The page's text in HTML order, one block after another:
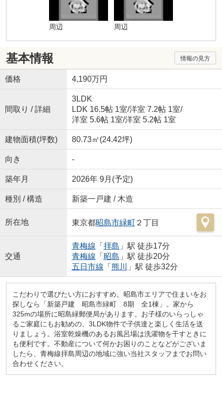
周辺 周辺
基本情報 情報の見方
価格 4,190万円
間取り / 詳細
3LDK
LDK 16.5帖 1室/洋室 7.2帖 1室/
洋室 5.6帖 1室/洋室 5.2帖 1室
建物面積(坪数) 80.73㎡(24.42坪)
向き -
築年月 2026年 9月(予定)
種別 / 構造 新築一戸建 / 木造
所在地 東京都昭島市緑町２丁目
交通
青梅線 「 拝島 」駅 徒歩17分
青梅線 「 昭島 」駅 徒歩20分
五日市線 「 熊川 」駅 徒歩32分
こだわりで選びたい方におすすめ。昭島市エリアで住まいをお
探しなら「新築戸建 昭島市緑町 8期 全1棟」。家から
325mの場所に昭島緑郵便局があります。お子様のいらっしゃ
るご家庭にもお勧めの、3LDK物件で子供達と楽しく生活を送
りましょう。浴室乾燥機のあるお風呂場は洗濯物を干すときに
も便利です。不動産について何かお困りのことなどがございま
したら、青梅線拝島周辺の地域に強い当社スタッフまでお問い
合わせください。